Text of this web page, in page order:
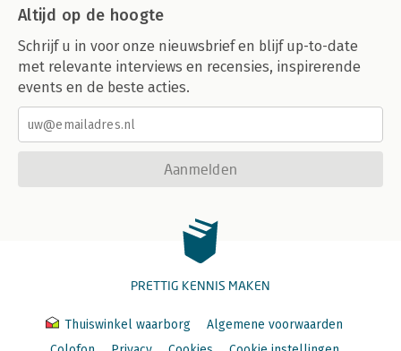
Altijd op de hoogte
Schrijf u in voor onze nieuwsbrief en blijf up-to-date
met relevante interviews en recensies, inspirerende
events en de beste acties.
Aanmelden
PRETTIG KENNIS MAKEN
Thuiswinkel waarborg
Algemene voorwaarden